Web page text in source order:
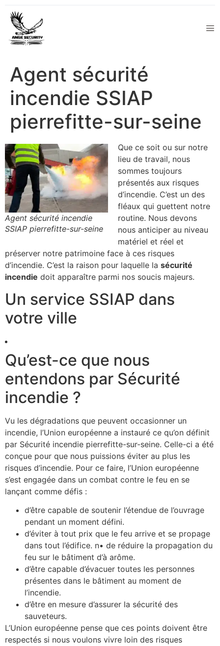
Agent sécurité
incendie SSIAP
pierrefitte-sur-seine
Agent sécurité incendie
SSIAP pierrefitte-sur-seine
Que ce soit ou sur notre
lieu de travail, nous
sommes toujours
présentés aux risques
d’incendie. C’est un des
fléaux qui guettent notre
routine. Nous devons
nous anticiper au niveau
matériel et réel et
préserver notre patrimoine face à ces risques
d’incendie. C’est la raison pour laquelle la sécurité
incendie doit apparaître parmi nos soucis majeurs.
Un service SSIAP dans
votre ville
Qu’est-ce que nous
entendons par Sécurité
incendie ?
Vu les dégradations que peuvent occasionner un
incendie, l’Union européenne a instauré ce qu’on définit
par Sécurité incendie pierrefitte-sur-seine. Celle-ci a été
conçue pour que nous puissions éviter au plus les
risques d’incendie. Pour ce faire, l’Union européenne
s’est engagée dans un combat contre le feu en se
lançant comme défis :
d’être capable de soutenir l’étendue de l’ouvrage
pendant un moment défini.
d’éviter à tout prix que le feu arrive et se propage
dans tout l’édifice. n• de réduire la propagation du
feu sur le bâtiment d’à arôme.
d’être capable d’évacuer toutes les personnes
présentes dans le bâtiment au moment de
l’incendie.
d’être en mesure d’assurer la sécurité des
sauveteurs.
L’Union européenne pense que ces points doivent être
respectés si nous voulons vivre loin des risques